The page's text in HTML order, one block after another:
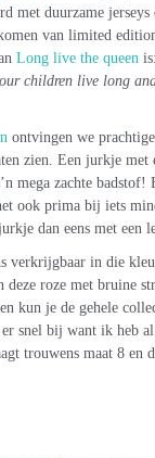
met duurzame jerseys
van limited
Long live the queen is:
children live long
ontvingen we
zien. Een jurkje met
mega zachte
ook prima bij iets
dan eens met een
verkrijgbaar in die
deze roze met bruine
kun je de gehele
snel bij want ik heb
trouwens maat 8 en